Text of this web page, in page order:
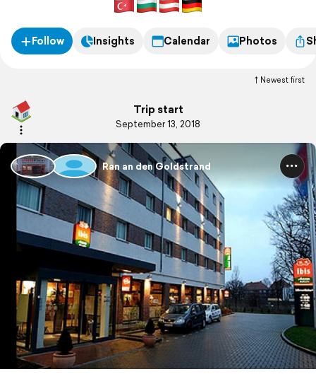
Follow Insights Calendar Photos
Newest first
Trip start
September 13, 2018
Ran an den Goldstrand